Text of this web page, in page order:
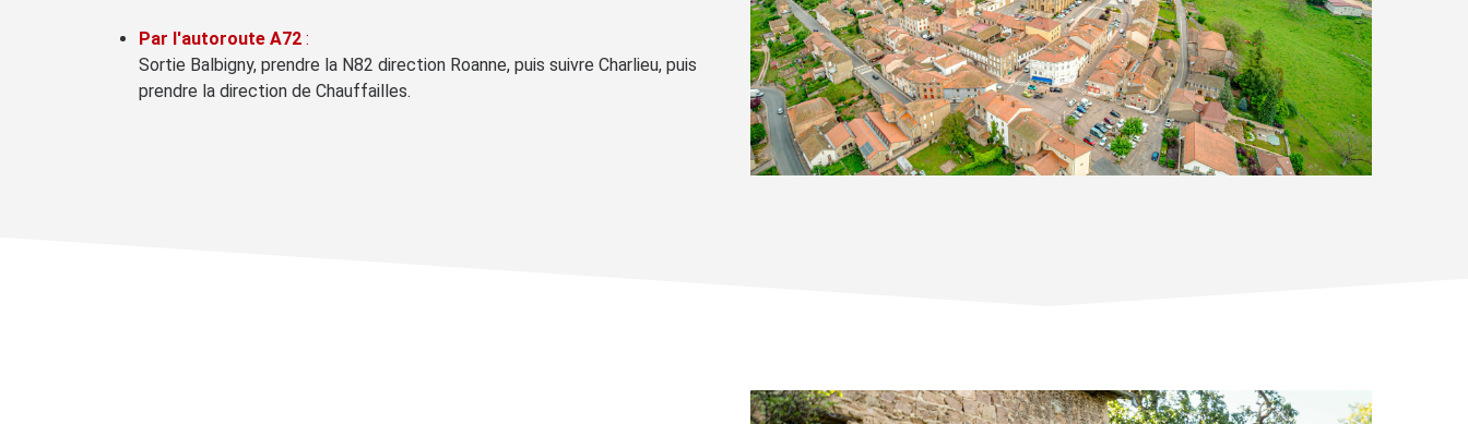
Par l'autoroute A72 :
Sortie Balbigny, prendre la N82 direction Roanne, puis suivre Charlieu, puis
prendre la direction de Chauffailles.